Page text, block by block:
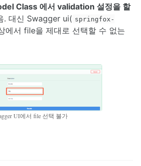
Class 에서 validation 설정을 할
. 대신 Swagger ui( springfox-
에서 file을 제대로 선택할 수 없는
UI에서 file 선택 불가